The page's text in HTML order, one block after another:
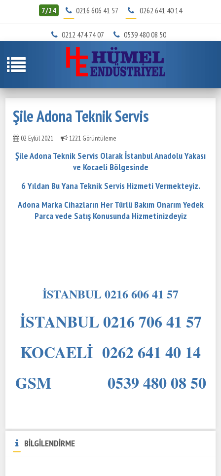
7/24 0216 606 41 57 0262 641 40 14
0212 474 74 07 0539 480 08 50
Şile Adona Teknik Servis
02 Eylül 2021 1221 Görüntüleme
Şile Adona Teknik Servis Olarak İstanbul Anadolu Yakası
ve Kocaeli Bölgesinde
6 Yıldan Bu Yana Teknik Servis Hizmeti Vermekteyiz.
Adona Marka Cihazların Her Türlü Bakım Onarım Yedek
Parca vede Satış Konusunda Hizmetinizdeyiz
İSTANBUL 0216 606 41 57
İSTANBUL 0216 706 41 57
KOCAELİ 0262 641 40 14
GSM 0539 480 08 50
BİLGİLENDİRME